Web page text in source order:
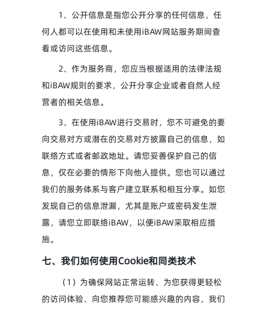
1、公开信息是指您公开分享的任何信息，任
何人都可以在使用和未使用iBAW网站服务期间查
看或访问这些信息。
2、作为服务商，您应当根据适用的法律法规
和iBAW规则的要求，公开分享企业或者自然人经
营者的相关信息。
3、在使用iBAW进行交易时，您不可避免的要
向交易对方或潜在的交易对方披露自己的信息，如
联络方式或者邮政地址。请您妥善保护自己的信
息，仅在必要的情形下向他人提供。您也可以通过
我们的服务体系与客户建立联系和相互分享。如您
发现自己的信息泄漏，尤其是账户或密码发生泄
露，请您立即联络iBAW，以便iBAW采取相应措
施。
七、我们如何使用Cookie和同类技术
（1）为确保网站正常运转、为您获得更轻松
的访问体验、向您推荐您可能感兴趣的内容，我们